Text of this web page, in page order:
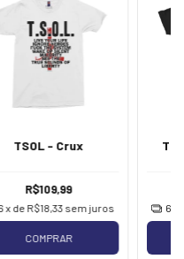
TSOL - Crux
R$109,99
x de R$18,33 sem juros
COMPRAR
6